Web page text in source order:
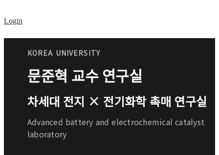
Login
KOREA UNIVERSITY
문준혁 교수 연구실
차세대 전지 × 전기화학 촉매 연구실
Advanced battery and electrochemical catalyst
laboratory